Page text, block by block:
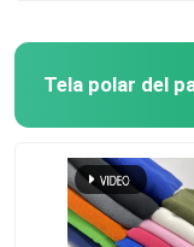
Tela polar del